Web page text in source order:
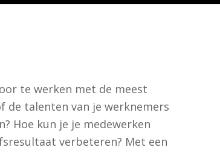
te werken met de meest
de talenten van je werknemers
Hoe kun je je medewerken
verbeteren? Met een